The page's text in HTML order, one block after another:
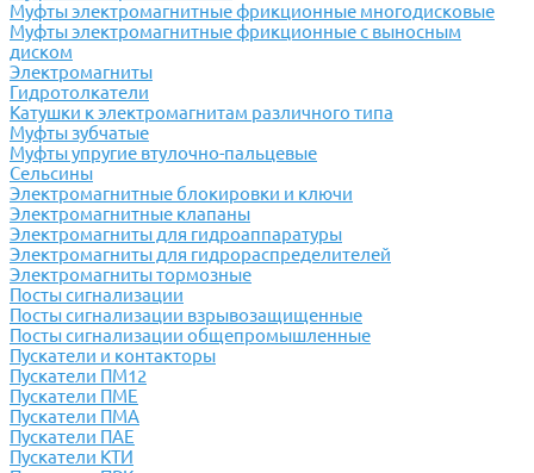
Муфты электромагнитные фрикционные многодисковые
Муфты электромагнитные фрикционные с выносным
диском
Электромагниты
Гидротолкатели
Катушки к электромагнитам различного типа
Муфты зубчатые
Муфты упругие втулочно-пальцевые
Сельсины
Электромагнитные блокировки и ключи
Электромагнитные клапаны
Электромагниты для гидроаппаратуры
Электромагниты для гидрораспределителей
Электромагниты тормозные
Посты сигнализации
Посты сигнализации взрывозащищенные
Посты сигнализации общепромышленные
Пускатели и контакторы
Пускатели ПМ12
Пускатели ПМЕ
Пускатели ПМА
Пускатели ПАЕ
Пускатели КТИ